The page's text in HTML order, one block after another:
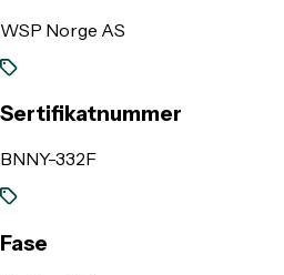
WSP Norge AS
Sertifikatnummer
BNNY-332F
Fase